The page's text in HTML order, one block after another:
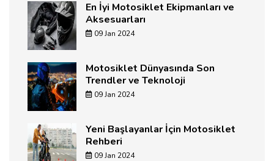
En İyi Motosiklet Ekipmanları ve
Aksesuarları
09 Jan 2024
Motosiklet Dünyasında Son
Trendler ve Teknoloji
09 Jan 2024
Yeni Başlayanlar İçin Motosiklet
Rehberi
09 Jan 2024